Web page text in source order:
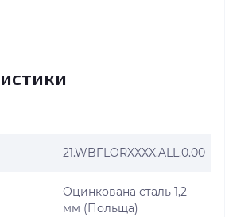
21.WBFLORXXXX.ALL.0.00
Оцинкована сталь 1,2
мм (Польща)